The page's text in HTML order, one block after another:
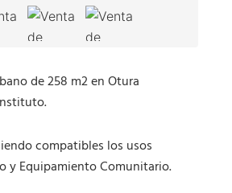
de 258 m2 en Otura
compatibles los usos
y Equipamiento Comunitario.